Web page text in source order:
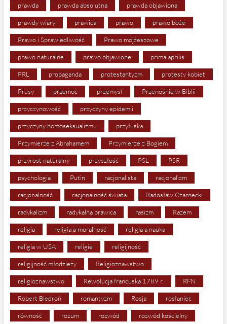
prawda prawda absolutna prawda objawiona
prawdy wiary prawica prawo prawo boże
Prawo i Sprawiedliwość Prawo mojżeszowe
prawo naturalne prawo objawione prima aprilis
PRL propaganda protestantyzm protesty kobiet
Prusy przemoc przemysł Przenośnie w Biblii
przyczynowość przyczyny epidemii
przyczyny homoseksualizmu przyłuska
Przymierze z Abrahamem Przymierze z Bogiem
przyrost naturalny przyszłość PSL PSR
psychologia Putin racjonalista racjonalizm
racjonalność racjonalność świata Radosław Czarnecki
radykalizm radykalna prawica rasizm Razem
religia religia a moralność religia a nauka
religia w USA religie religijność
religijność młodzieży Religioznawstwo
religioznawstwo Rewolucja francuska 1789 r. RFN
Robert Biedroń romantyzm Rosja rosłaniec
równość rozum rozwód rozwód kościelny